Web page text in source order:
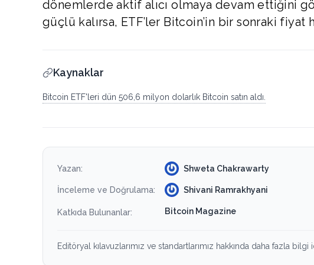
dönemlerde aktif alıcı olmaya devam ettiğini
güçlü kalırsa, ETF’ler Bitcoin’in bir sonraki
Kaynaklar
Bitcoin ETF'leri dün 506,6 milyon dolarlık Bitcoin satın aldı.
Yazan: Shweta Chakrawarty
İnceleme ve Doğrulama: Shivani Ramrakhyani
Katkıda Bulunanlar: Bitcoin Magazine
Editöryal kılavuzlarımız ve standartlarımız hakkında daha fazla bilgi